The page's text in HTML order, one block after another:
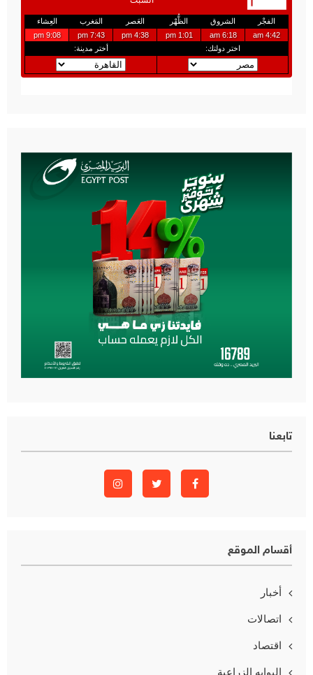
تابعنا
أقسام الموقع
أخبار
اتصالات
اقتصاد
البوابه الزراعية